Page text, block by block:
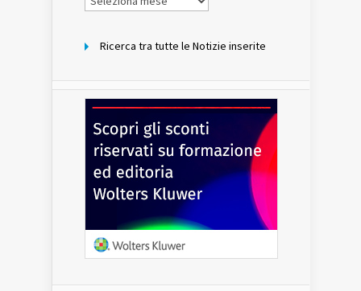
per
Ricerca tra tutte le Notizie inserite